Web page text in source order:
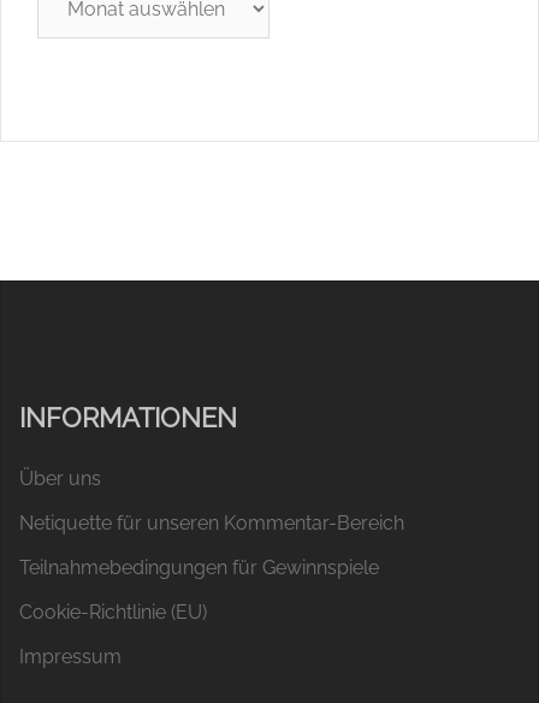
INFORMATIONEN
Über uns
Netiquette für unseren Kommentar-Bereich
Teilnahmebedingungen für Gewinnspiele
Cookie-Richtlinie (EU)
Impressum